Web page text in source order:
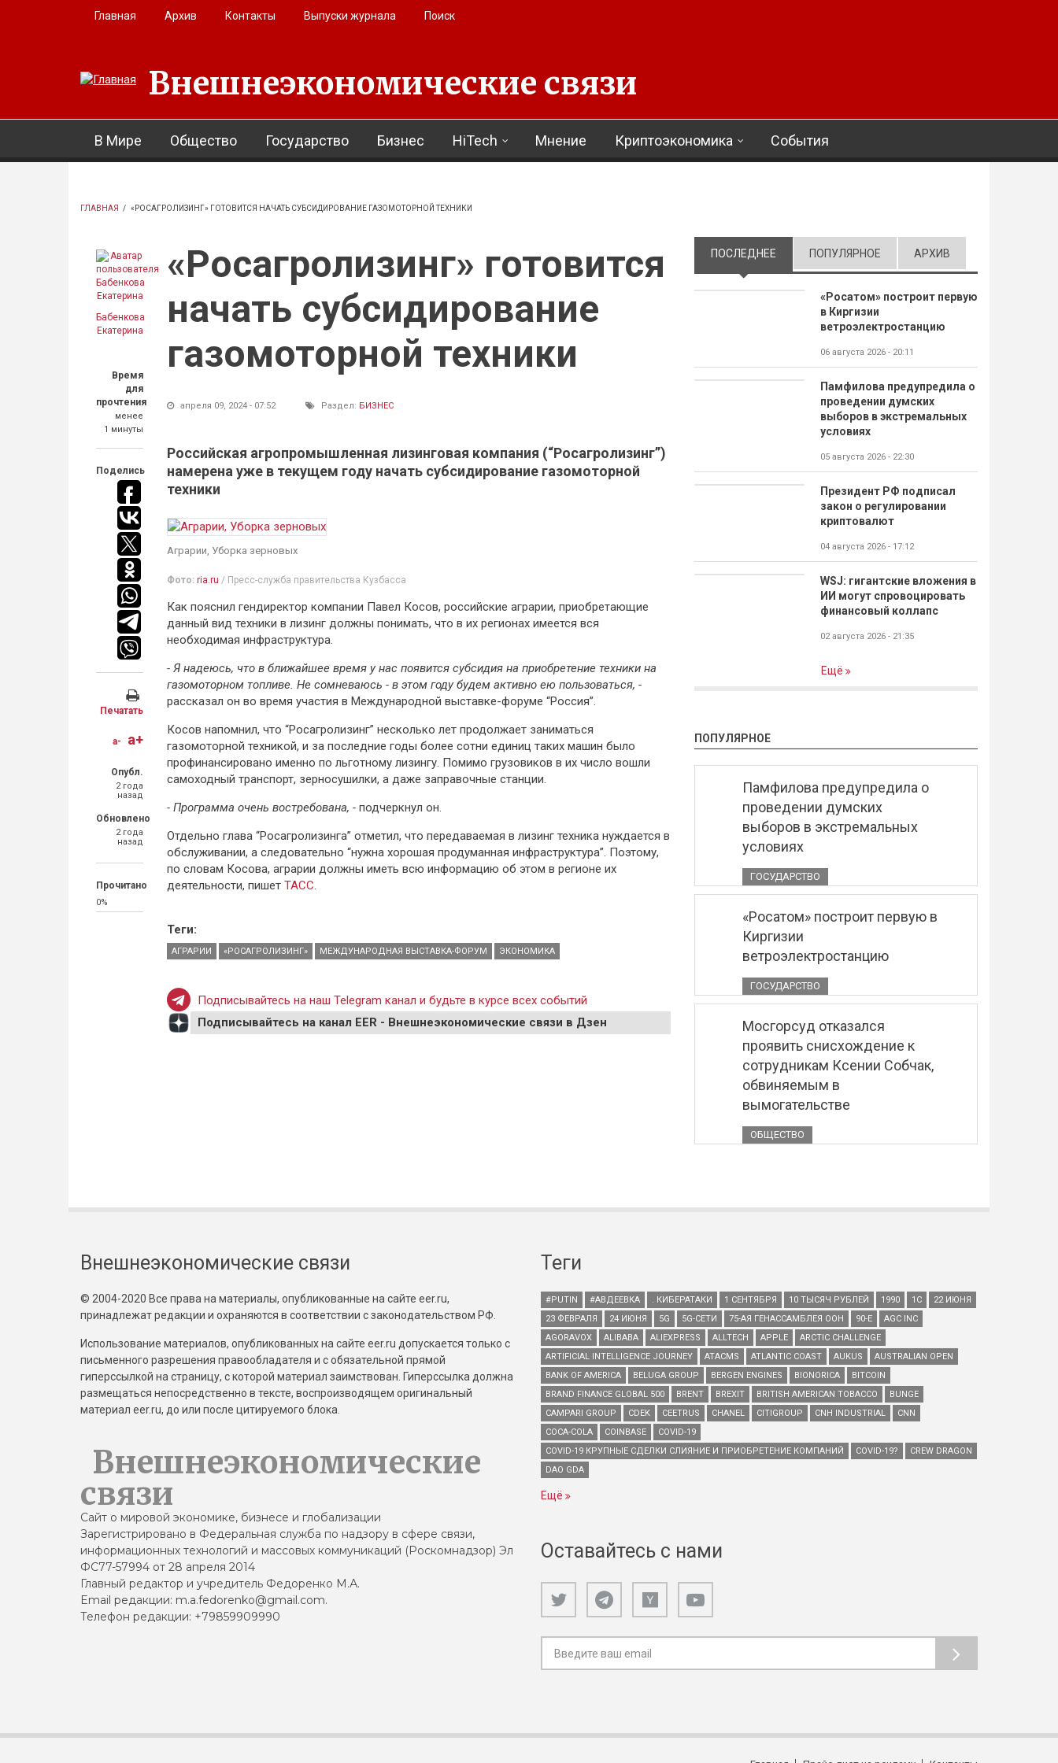
Перейти к основному содержанию
Главная Архив Контакты Выпуски журнала Поиск
Внешнеэкономические связи
В Мире Общество Государство Бизнес HiTech Мнение Криптоэкономика События
ГЛАВНАЯ / «РОСАГРОЛИЗИНГ» ГОТОВИТСЯ НАЧАТЬ СУБСИДИРОВАНИЕ ГАЗОМОТОРНОЙ ТЕХНИКИ
Бабенкова
Екатерина
Время
для
прочтения
менее
1 минуты
Поделись
Печатать
a- a+
Опубл.
2 года
назад
Обновлено
2 года
назад
Прочитано
0%
«Росагролизинг» готовится
начать субсидирование
газомоторной техники
апреля 09, 2024 - 07:52 Раздел: БИЗНЕС
Российская агропромышленная лизинговая компания (“Росагролизинг”)
намерена уже в текущем году начать субсидирование газомоторной
техники
Аграрии, Уборка зерновых
Фото: ria.ru / Пресс-служба правительства Кузбасса
Как пояснил гендиректор компании Павел Косов, российские аграрии, приобретающие
данный вид техники в лизинг должны понимать, что в их регионах имеется вся
необходимая инфраструктура.
- Я надеюсь, что в ближайшее время у нас появится субсидия на приобретение техники на
газомоторном топливе. Не сомневаюсь - в этом году будем активно ею пользоваться, -
рассказал он во время участия в Международной выставке-форуме “Россия”.
Косов напомнил, что “Росагролизинг” несколько лет продолжает заниматься
газомоторной техникой, и за последние годы более сотни единиц таких машин было
профинансировано именно по льготному лизингу. Помимо грузовиков в их число вошли
самоходный транспорт, зерносушилки, а даже заправочные станции.
- Программа очень востребована, - подчеркнул он.
Отдельно глава “Росагролизинга” отметил, что передаваемая в лизинг техника нуждается в
обслуживании, а следовательно “нужна хорошая продуманная инфраструктура”. Поэтому,
по словам Косова, аграрии должны иметь всю информацию об этом в регионе их
деятельности, пишет ТАСС.
Теги:
АГРАРИИ «РОСАГРОЛИЗИНГ» МЕЖДУНАРОДНАЯ ВЫСТАВКА-ФОРУМ ЭКОНОМИКА
Подписывайтесь на наш Telegram канал и будьте в курсе всех событий
Подписывайтесь на канал EER - Внешнеэкономические связи в Дзен
ПОСЛЕДНЕЕ (АКТИВНАЯ ВКЛАДКА)
ПОПУЛЯРНОЕ АРХИВ
«Росатом» построит первую
в Киргизии
ветроэлектростанцию
06 августа 2026 - 20:11
Памфилова предупредила о
проведении думских
выборов в экстремальных
условиях
05 августа 2026 - 22:30
Президент РФ подписал
закон о регулировании
криптовалют
04 августа 2026 - 17:12
WSJ: гигантские вложения в
ИИ могут спровоцировать
финансовый коллапс
02 августа 2026 - 21:35
Ещё
ПОПУЛЯРНОЕ
Памфилова предупредила о
проведении думских
выборов в экстремальных
условиях
ГОСУДАРСТВО
«Росатом» построит первую в
Киргизии
ветроэлектростанцию
ГОСУДАРСТВО
Мосгорсуд отказался
проявить снисхождение к
сотрудникам Ксении Собчак,
обвиняемым в
вымогательстве
ОБЩЕСТВО
Внешнеэкономические связи
© 2004-2020 Все права на материалы, опубликованные на сайте eer.ru,
принадлежат редакции и охраняются в соответствии с законодательством РФ.
Использование материалов, опубликованных на сайте eer.ru допускается только с
письменного разрешения правообладателя и с обязательной прямой
гиперссылкой на страницу, с которой материал заимствован. Гиперссылка должна
размещаться непосредственно в тексте, воспроизводящем оригинальный
материал eer.ru, до или после цитируемого блока.
Внешнеэкономические
связи
Сайт о мировой экономике, бизнесе и глобализации
Зарегистрировано в Федеральная служба по надзору в сфере связи,
информационных технологий и массовых коммуникаций (Роскомнадзор) Эл
ФС77-57994 от 28 апреля 2014
Главный редактор и учредитель Федоренко М.А.
Email редакции: m.a.fedorenko@gmail.com.
Телефон редакции: +79859909990
Теги
#PUTIN #АВДЕЕВКА . КИБЕРАТАКИ 1 СЕНТЯБРЯ 10 ТЫСЯЧ РУБЛЕЙ 1990 1С
22 ИЮНЯ
23 ФЕВРАЛЯ
24 ИЮНЯ 5G 5G-СЕТИ 75-АЯ ГЕНАССАМБЛЕЯ ООН 90-Е
AGC INC
AGORAVOX
ALIBABA ALIEXPRESS ALLTECH APPLE
ARCTIC CHALLENGE
ARTIFICIAL INTELLIGENCE JOURNEY
ATACMS ATLANTIC COAST AUKUS
AUSTRALIAN OPEN
BANK OF AMERICA
BELUGA GROUP BERGEN ENGINES BIONORICA
BITCOIN
BRAND FINANCE GLOBAL 500
BRENT BREXIT BRITISH AMERICAN TOBACCO
BUNGE
CAMPARI GROUP
CDEK CEETRUS CHANEL CITIGROUP CNH INDUSTRIAL
CNN
COCA-COLA
COINBASE
COVID-19
COVID-19 КРУПНЫЕ СДЕЛКИ СЛИЯНИЕ И ПРИОБРЕТЕНИЕ КОМПАНИЙ
COVID-19?
CREW DRAGON
DAO GDA
Ещё
Оставайтесь с нами